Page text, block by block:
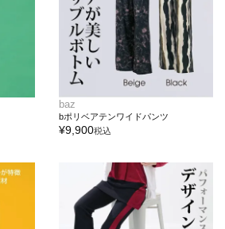
baz
bポリベアテンワイドパンツ
¥9,900税込